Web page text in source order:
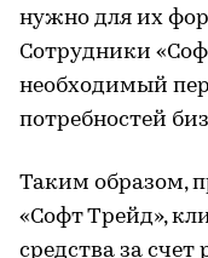
нужно для их
Сотрудники
необходимый
потребностей
Таким образом,
«Софт Трейд»,
средства за